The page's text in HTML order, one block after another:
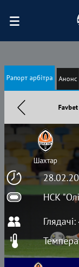
Рапорт арбітра Анонс
НСК
Шахтар